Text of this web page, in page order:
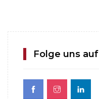
Folge uns auf